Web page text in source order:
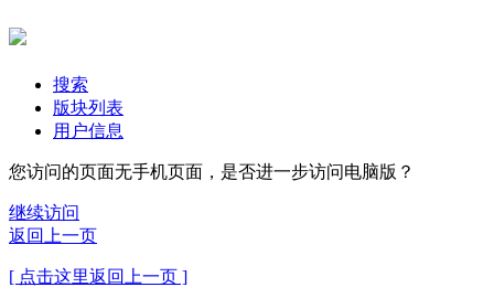
搜索
版块列表
用户信息
您访问的页面无手机页面，是否进一步访问电脑版？
继续访问
返回上一页
[ 点击这里返回上一页 ]